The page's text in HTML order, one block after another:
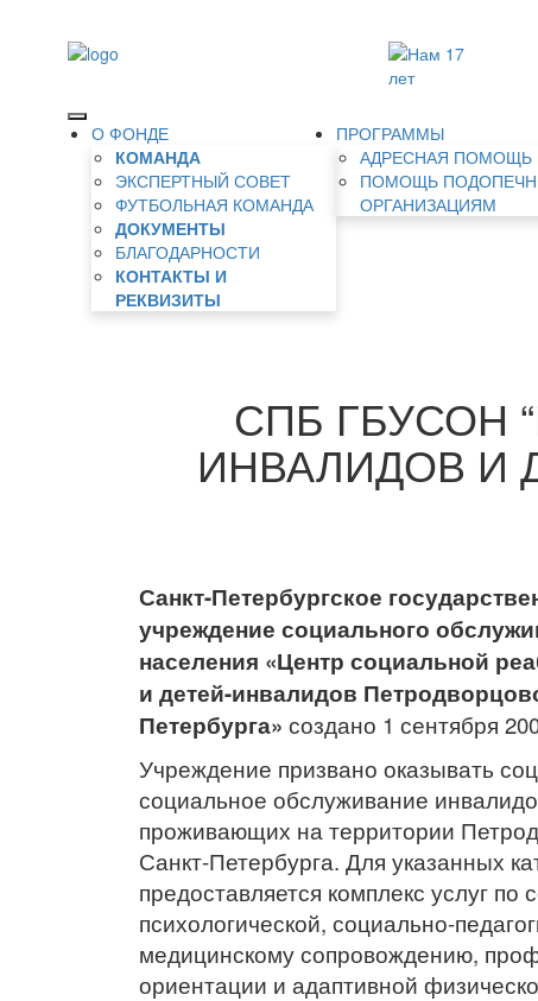
О ФОНДЕ
КОМАНДА
ЭКСПЕРТНЫЙ СОВЕТ
ФУТБОЛЬНАЯ КОМАНДА
ДОКУМЕНТЫ
БЛАГОДАРНОСТИ
КОНТАКТЫ И
РЕКВИЗИТЫ
ПРОГРАММЫ
АДРЕСНАЯ ПОМОЩЬ
ПОМОЩЬ
ОРГАНИЗАЦИЯМ
СПБ ГБУСОН
ИНВАЛИДОВ И
Санкт-Петербургское
учреждение социального
населения «Центр социальной
и детей-инвалидов
Петербурга» создано 1 сентября
Учреждение призвано оказывать
социальное обслуживание
проживающих на территории
Санкт-Петербурга. Для указанных
предоставляется комплекс услуг по
психологической, социально-
медицинскому сопровождению,
ориентации и адаптивной